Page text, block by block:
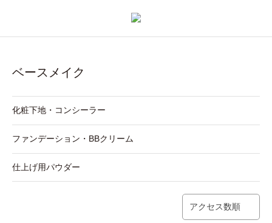
ベースメイク
化粧下地・コンシーラー
ファンデーション・BBクリーム
仕上げ用パウダー
アクセス数順